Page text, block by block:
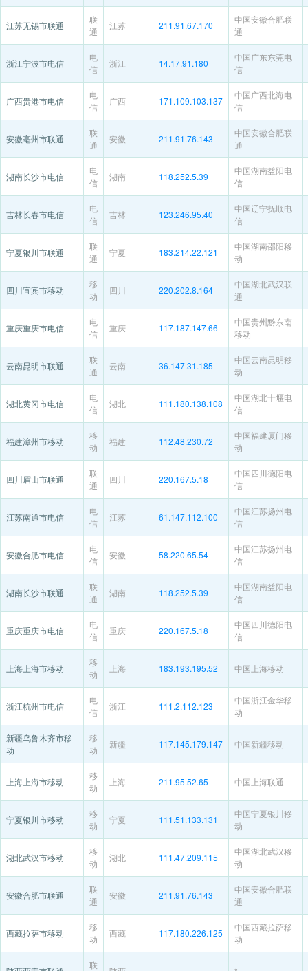
江苏无锡市联通
联
通
江苏 211.91.67.170
中国安徽合肥联
通
浙江宁波市电信
电
信
浙江 14.17.91.180
中国广东东莞电
信
广西贵港市电信
电
信
广西 171.109.103.137
中国广西北海电
信
安徽亳州市联通
联
通
安徽 211.91.76.143
中国安徽合肥联
通
湖南长沙市电信
电
信
湖南 118.252.5.39
中国湖南益阳电
信
吉林长春市电信
电
信
吉林 123.246.95.40
中国辽宁抚顺电
信
宁夏银川市联通
联
通
宁夏 183.214.22.121
中国湖南邵阳移
动
四川宜宾市移动
移
动
四川 220.202.8.164
中国湖北武汉联
通
重庆重庆市电信
电
信
重庆 117.187.147.66
中国贵州黔东南
移动
云南昆明市联通
联
通
云南 36.147.31.185
中国云南昆明移
动
湖北黄冈市电信
电
信
湖北 111.180.138.108
中国湖北十堰电
信
福建漳州市移动
移
动
福建 112.48.230.72
中国福建厦门移
动
四川眉山市联通
联
通
四川 220.167.5.18
中国四川德阳电
信
江苏南通市电信
电
信
江苏 61.147.112.100
中国江苏扬州电
信
安徽合肥市电信
电
信
安徽 58.220.65.54
中国江苏扬州电
信
湖南长沙市联通
联
通
湖南 118.252.5.39
中国湖南益阳电
信
重庆重庆市电信
电
信
重庆 220.167.5.18
中国四川德阳电
信
上海上海市移动
移
动
上海 183.193.195.52 中国上海移动
浙江杭州市电信
电
信
浙江 111.2.112.123
中国浙江金华移
动
新疆乌鲁木齐市移
动
移
动
新疆 117.145.179.147 中国新疆移动
上海上海市移动
移
动
上海 211.95.52.65 中国上海联通
宁夏银川市移动
移
动
宁夏 111.51.133.131
中国宁夏银川移
动
湖北武汉市移动
移
动
湖北 111.47.209.115
中国湖北武汉移
动
安徽合肥市联通
联
通
安徽 211.91.76.143
中国安徽合肥联
通
西藏拉萨市移动
移
动
西藏 117.180.226.125
中国西藏拉萨移
动
联